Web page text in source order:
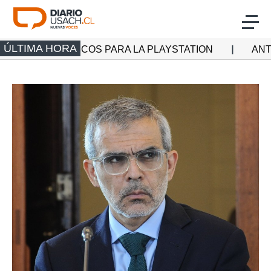
Click acá para ir directamente al contenido
ÚLTIMA HORA
DISCOS PARA LA PLAYSTATION ANTE LA
Actualidad
Investigación
Multimedia
Programas Radio Usach
Programas Santiago TV